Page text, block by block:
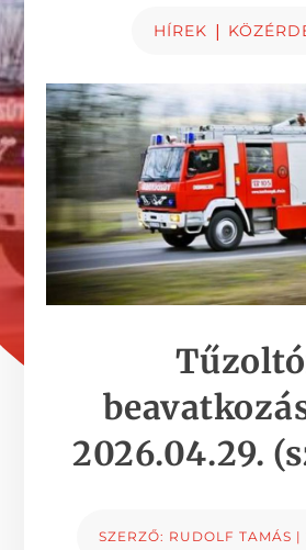
HÍREK |
2026.04.29.
SZERZŐ: RUDOLF TAMÁS |